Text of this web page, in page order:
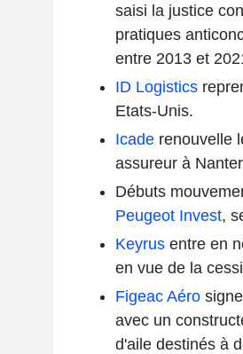
saisi la justice
pratiques
entre 2013 et
ID Logistics
Etats-Unis.
Icaderenouvelle
assureur à
Débuts
Peugeot Invest,
Keyrusentre en
en vue de la
Figeac Aérosigne
avec un
d'aile destinés à